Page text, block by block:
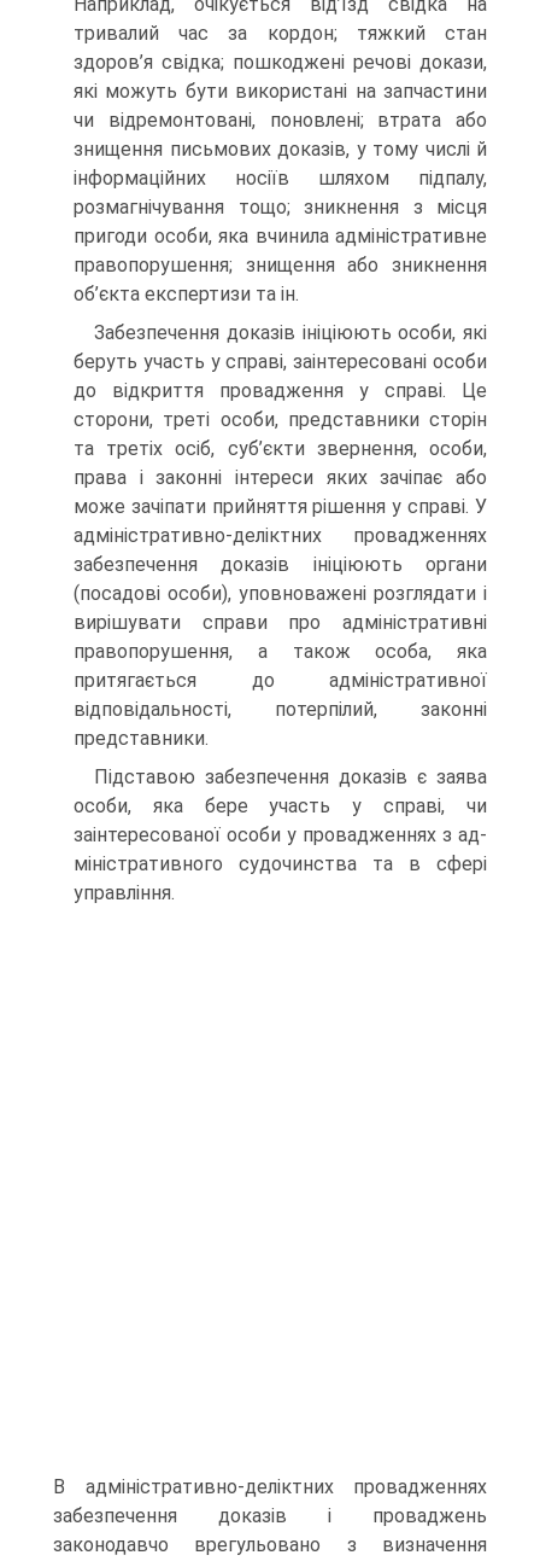
Наприклад, очікується від’їзд свідка на
тривалий час за кордон; тяжкий стан
здоров’я свідка; пошкоджені речові докази,
які можуть бути використані на за­пчастини
чи відремонтовані, поновлені; втрата або
знищення письмових доказів, у тому числі й
інформаційних носіїв шля­хом підпалу,
розмагнічування тощо; зникнення з місця
приго­ди особи, яка вчинила адміністративне
правопорушення; зни­щення або зникнення
об’єкта експертизи та ін.
Забезпечення доказів ініціюють особи, які
беруть участь у справі, заінтересовані особи
до відкриття провадження у справі. Це
сторони, треті особи, представники сторін
та третіх осіб, суб’єкти звернення, особи,
права і законні інтереси яких зачі­пає або
може зачіпати прийняття рішення у справі. У
ад­міністративно-деліктних провадженнях
забезпечення доказів ініціюють органи
(посадові особи), уповноважені розглядати і
вирішувати справи про адміністративні
правопорушення, а та­кож особа, яка
притягається до адміністративної
відповідаль­ності, потерпілий, законні
представники.
Підставою забезпечення доказів є заява
особи, яка бере участь у справі, чи
заінтересованої особи у провадженнях з ад­
міністративного судочинства та в сфері
управління.
В адміністра­тивно-деліктних провадженнях
забезпечення доказів і прова­джень
законодавчо врегульовано з визначення